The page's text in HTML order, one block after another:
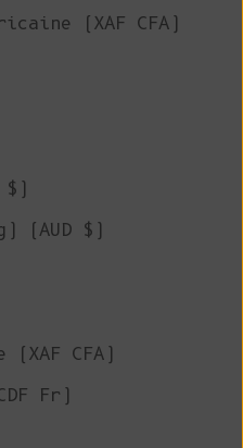
(XAF CFA)
$)
(AUD $)
CFA)
Fr)